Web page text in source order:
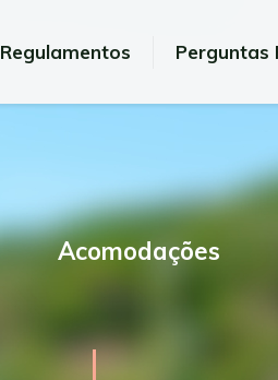
Regulamentos Perguntas
Acomodações